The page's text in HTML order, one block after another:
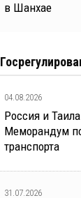
в Шанхае
04.08.2026
Россия и
Меморандум
транспорта
31.07.2026